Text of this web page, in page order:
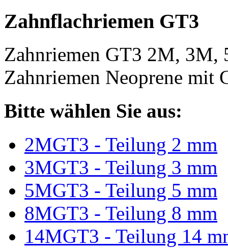
Zahnflachriemen GT3
Zahnriemen GT3 2M, 3M,
Zahnriemen Neoprene mit
Bitte wählen Sie aus:
2MGT3 - Teilung 2 mm
3MGT3 - Teilung 3 mm
5MGT3 - Teilung 5 mm
8MGT3 - Teilung 8 mm
14MGT3 - Teilung 14